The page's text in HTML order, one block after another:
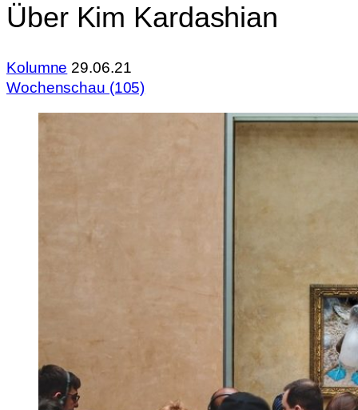
Über Kim Kardashian
Kolumne 29.06.21
Wochenschau (105)